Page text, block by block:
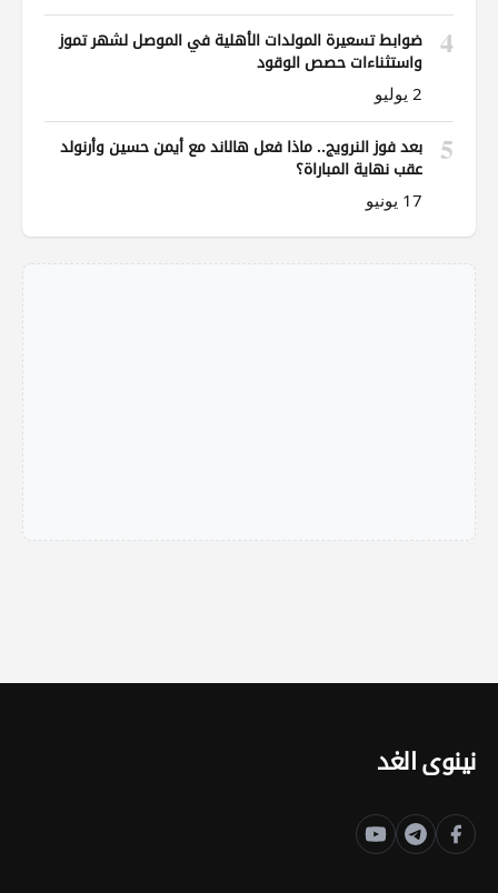
4
ضوابط تسعيرة المولدات الأهلية في الموصل لشهر تموز
واستثناءات حصص الوقود
2 يوليو
5
بعد فوز النرويج.. ماذا فعل هالاند مع أيمن حسين وأرنولد
عقب نهاية المباراة؟
17 يونيو
نينوى الغد